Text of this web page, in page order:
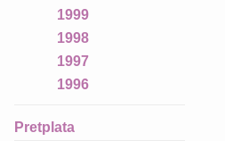
1999
1998
1997
1996
Pretplata